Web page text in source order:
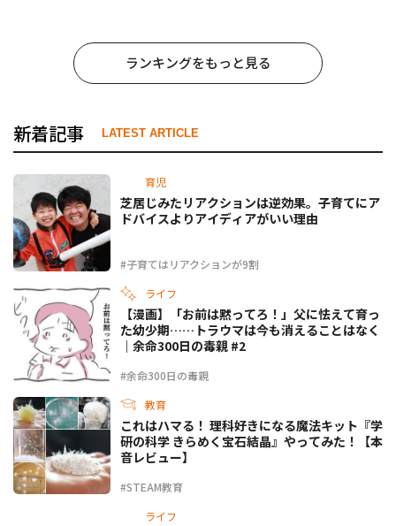
ランキングをもっと見る
新着記事 LATEST ARTICLE
育児
#子育てはリアクションが9割
芝居じみたリアクションは逆効果。子育てにア
ドバイスよりアイディアがいい理由
ライフ
#余命300日の毒親
【漫画】「お前は黙ってろ！」父に怯えて育っ
た幼少期……トラウマは今も消えることはなく
｜余命300日の毒親 #2
教育
#STEAM教育
これはハマる！ 理科好きになる魔法キット『学
研の科学 きらめく宝石結晶』やってみた！【本
音レビュー】
ライフ